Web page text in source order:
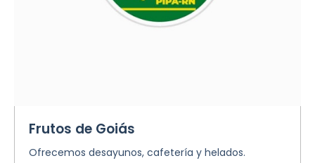
Frutos de Goiás
Ofrecemos desayunos, cafetería y helados.